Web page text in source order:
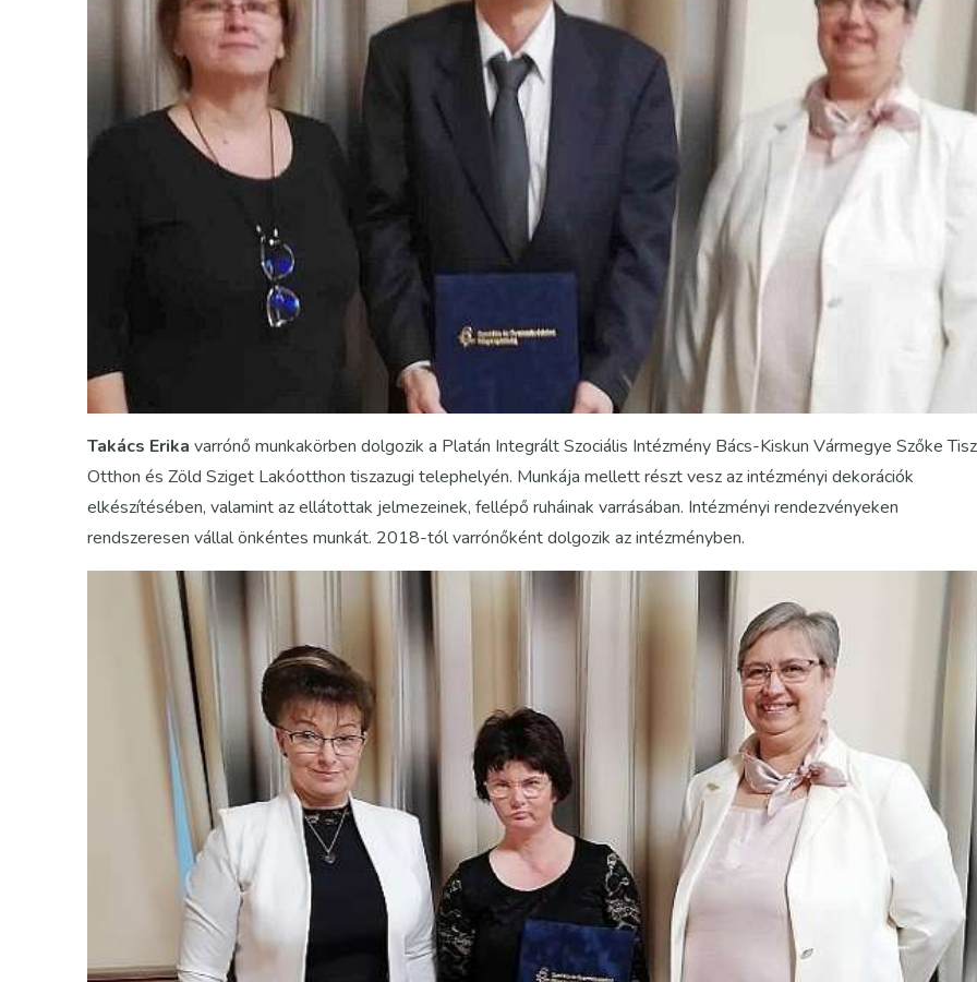
Takács Erika varrónő munkakörben dolgozik a Platán Integrált Szociális Intézmény Bács-Kiskun Vármegye Szőke
Otthon és Zöld Sziget Lakóotthon tiszazugi telephelyén. Munkája mellett részt vesz az intézményi dekorációk
elkészítésében, valamint az ellátottak jelmezeinek, fellépő ruháinak varrásában. Intézményi rendezvényeken
rendszeresen vállal önkéntes munkát. 2018-tól varrónőként dolgozik az intézményben.